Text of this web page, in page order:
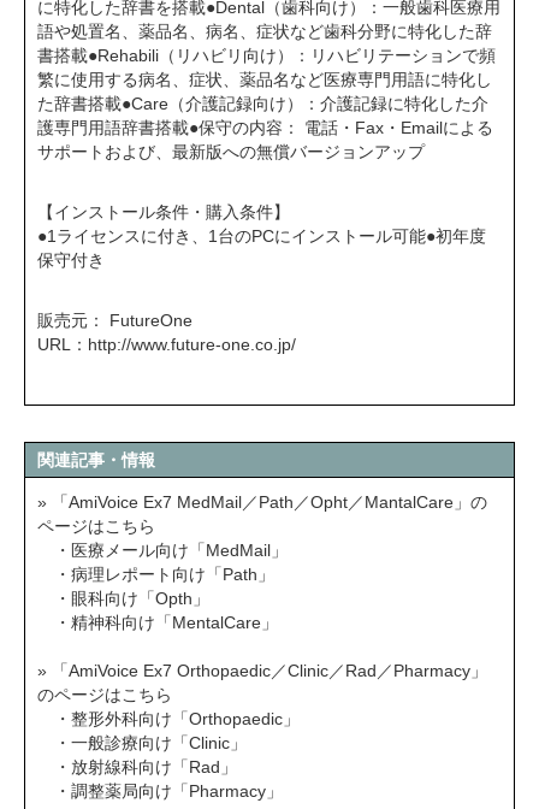
に特化した辞書を搭載●Dental（歯科向け）：一般歯科医療用
語や処置名、薬品名、病名、症状など歯科分野に特化した辞
書搭載●Rehabili（リハビリ向け）：リハビリテーションで頻
繁に使用する病名、症状、薬品名など医療専門用語に特化し
た辞書搭載●Care（介護記録向け）：介護記録に特化した介
護専門用語辞書搭載●保守の内容： 電話・Fax・Emailによる
サポートおよび、最新版への無償バージョンアップ
【インストール条件・購入条件】
●1ライセンスに付き、1台のPCにインストール可能●初年度
保守付き
販売元： FutureOne
URL： http://www.future-one.co.jp/
関連記事・情報
» 「AmiVoice Ex7 MedMail／Path／Opht／MantalCare」の
ページはこちら
・医療メール向け「MedMail」
・病理レポート向け「Path」
・眼科向け「Opth」
・精神科向け「MentalCare」
» 「AmiVoice Ex7 Orthopaedic／Clinic／Rad／Pharmacy」
のページはこちら
・整形外科向け「Orthopaedic」
・一般診療向け「Clinic」
・放射線科向け「Rad」
・調整薬局向け「Pharmacy」